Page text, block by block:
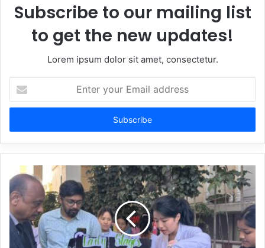
Subscribe to our mailing list
to get the new updates!
Lorem ipsum dolor sit amet, consectetur.
your
Email